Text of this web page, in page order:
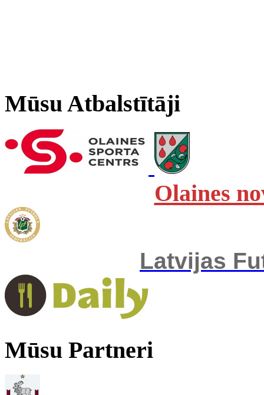
Mūsu Atbalstītāji
Olaines
Latvijas
Mūsu Partneri